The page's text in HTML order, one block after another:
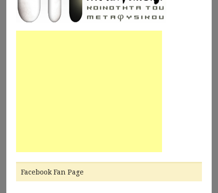
Facebook Fan Page